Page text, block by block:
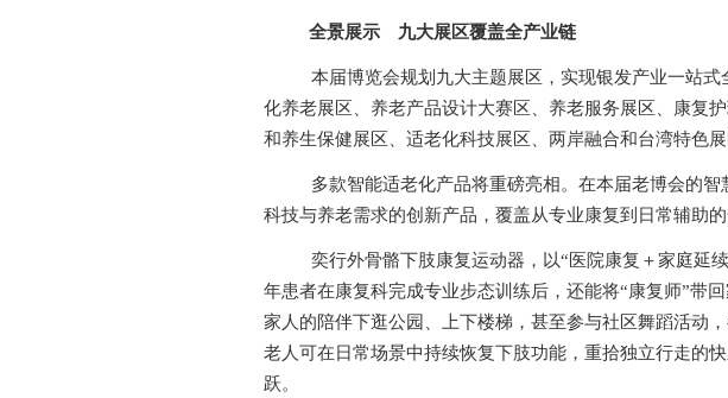
全景展示 九大展区覆盖全产业链
本届博览会规划九大主题展区，实现银发产业一站
化养老展区、养老产品设计大赛区、养老服务展区、康复
和养生保健展区、适老化科技展区、两岸融合和台湾特色展
多款智能适老化产品将重磅亮相。在本届老博会的智
科技与养老需求的创新产品，覆盖从专业康复到日常辅助的
奕行外骨骼下肢康复运动器，以“医院康复＋家庭延
年患者在康复科完成专业步态训练后，还能将“康复师”带
家人的陪伴下逛公园、上下楼梯，甚至参与社区舞蹈活动
老人可在日常场景中持续恢复下肢功能，重拾独立行走的
跃。